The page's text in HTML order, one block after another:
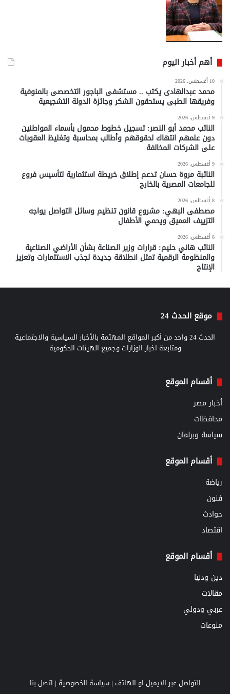
أهم أخبار اليوم
10 أغسطس، 2026
محمد عبدالهادى يكتب .. مستشفى الباجور التخصصى بالمنوفية
وفريقها الطبى يستحقون الشكر وجائزة الدولة التشجيعية
9 أغسطس، 2026
النائب محمد أبو النصر: تسجيل خطوط محمول بأسماء المواطنين
دون علمهم انتهاك لحقوقهم وأطالب بمحاسبة وتغليظ العقوبات
على الشركات المخالفة
9 أغسطس، 2026
النائبة مروة حسان تدعم إطلاق خريطة استثمارية لتأسيس فروع
للجامعات المصرية بالخارج
8 أغسطس، 2026
مصطفى البهي: مشروع قانون تنظيم وسائل التواصل يواجه
التزييف العميق ويحمي الأطفال
8 أغسطس، 2026
النائب هاني حليم: قرارات وزير الصناعة بشأن الأراضي الصناعية
والمنظومة الرقمية تمثل انطلاقة جديدة لجذب الاستثمارات وتعزيز
الإنتاج
موقع الحدث 24
الحدث 24 واحد من أكبر المواقع المهتمة بالأخبار السياسية والاجتماعية
ومتابعة اخبار الوزارات وجميع الهيئات الحكومية
أقسام الموقع
أخبار مصر
محافظات
سياسة وبرلمان
أقسام الموقع
رياضة
فنون
حوادث
اقتصاد
أقسام الموقع
دين ودنيا
مقالات
عربي ودولي
منوعات
التواصل عبر الايميل او الهاتف |سياسة الخصوصية | اتصل بنا